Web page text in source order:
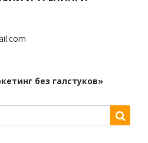
без галстуков»